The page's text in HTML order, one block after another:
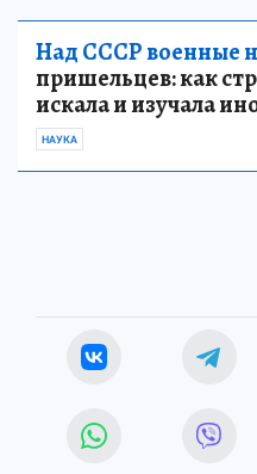
Над СССР военные
пришельцев: как
искала и изучала
НАУКА